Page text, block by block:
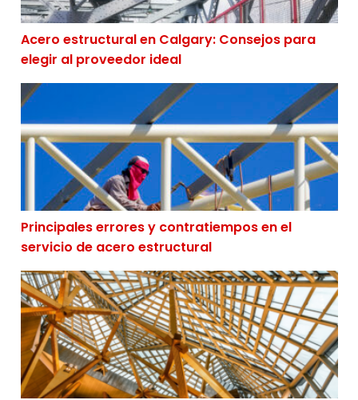
Acero estructural en Calgary: Consejos para
elegir al proveedor ideal
Principales errores y contratiempos en el servicio de
Principales errores y contratiempos en el
servicio de acero estructural
Historia del acero estructural ¿Cómo se originó el